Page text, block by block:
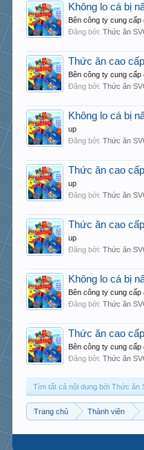
Không lo cá bị
Bên công ty cung cấp
Đăng bởi:Thức ăn
Thức ăn cao
Bên công ty cung cấp
Đăng bởi:Thức ăn
Không lo cá bị
up
Đăng bởi:Thức ăn
Thức ăn cao
up
Đăng bởi:Thức ăn
Thức ăn cao
up
Đăng bởi:Thức ăn
Không lo cá bị
Bên công ty cung cấp
Đăng bởi:Thức ăn
Thức ăn cao
Bên công ty cung cấp
Đăng bởi:Thức ăn
Tìm tất cả nội dung bởi Thức ăn
Trang chủ Thành viên